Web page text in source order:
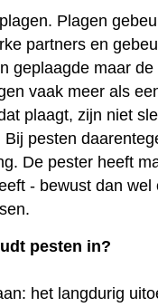
Plagen
partners en
geplaagde maar
vaak meer als
plaagt, zijn niet
pesten
De pester heeft
- bewust dan
pesten in?
het langdurig